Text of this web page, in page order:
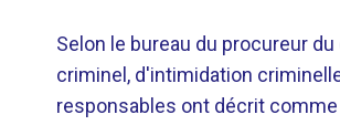
Selon le bureau du procureur
criminel, d'intimidation
responsables ont décrit